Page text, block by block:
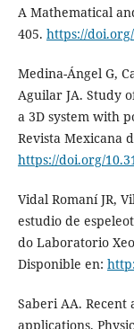
A Mathematical
405. https://
Medina-Ángel G,
Aguilar JA. Study
a 3D system with
Revista Mexicana
https://doi.org/
Vidal Romaní JR,
estudio de
do Laboratorio
Disponible en:
Saberi AA.
applications.